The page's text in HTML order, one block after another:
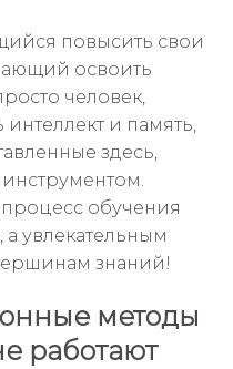
повысить свои
освоить
человек,
интеллект и память,
здесь,
обучения
а увлекательным
знаний!
методы
работают